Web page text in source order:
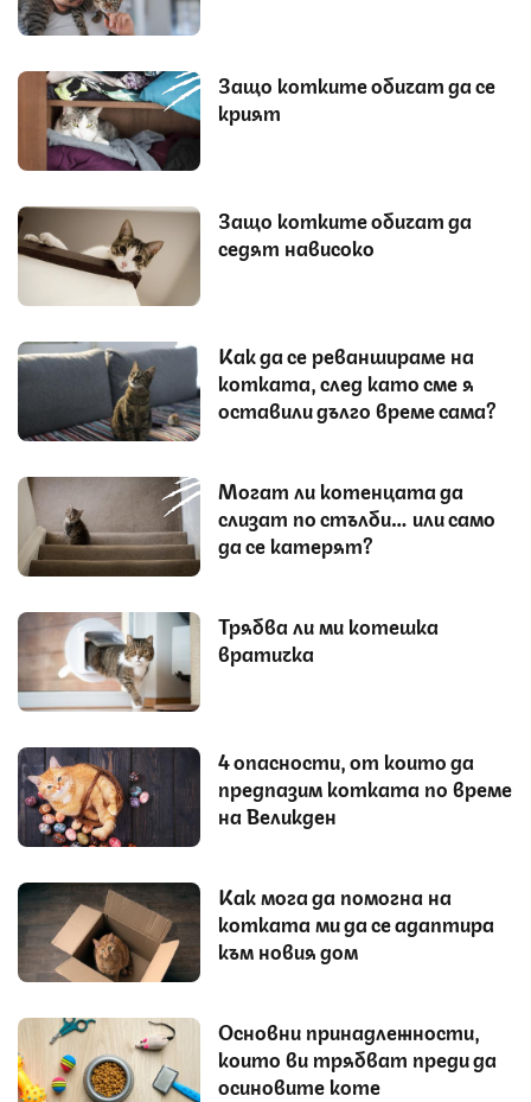
Защо котките обичат да се
крият
Защо котките обичат да
седят нависоко
Как да се реваншираме на
котката, след като сме я
оставили дълго време сама?
Могат ли котенцата да
слизат по стълби… или само
да се катерят?
Трябва ли ми котешка
вратичка
4 опасности, от които да
предпазим котката по време
на Великден
Как мога да помогна на
котката ми да се адаптира
към новия дом
Основни принадлежности,
които ви трябват преди да
осиновите коте